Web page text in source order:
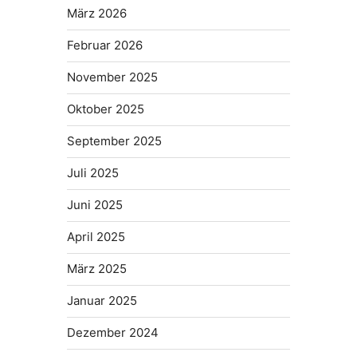
März 2026
Februar 2026
November 2025
Oktober 2025
September 2025
Juli 2025
Juni 2025
April 2025
März 2025
Januar 2025
Dezember 2024